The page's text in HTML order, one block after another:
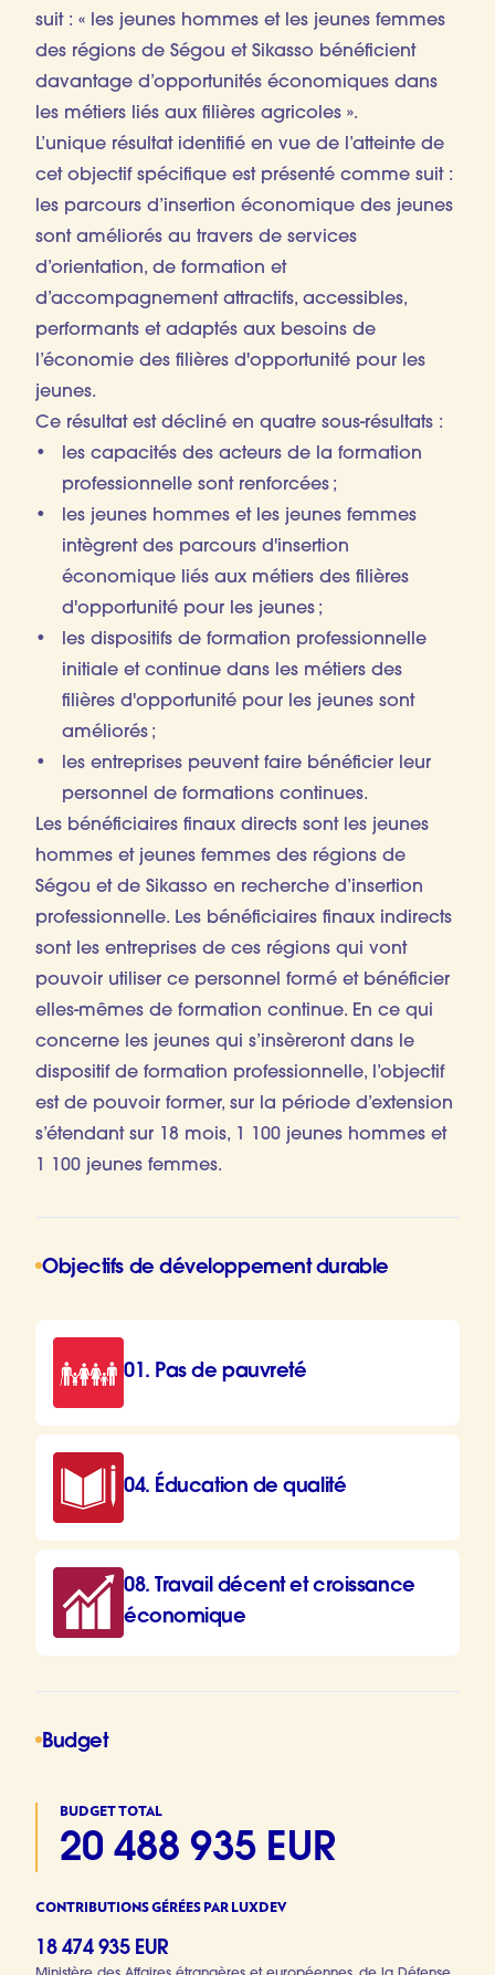
suit : « les jeunes hommes et les jeunes femmes
des régions de Ségou et Sikasso bénéficient
davantage d’opportunités économiques dans
les métiers liés aux filières agricoles ».
L’unique résultat identifié en vue de l’atteinte de
cet objectif spécifique est présenté comme suit :
les parcours d’insertion économique des jeunes
sont améliorés au travers de services
d’orientation, de formation et
d’accompagnement attractifs, accessibles,
performants et adaptés aux besoins de
l’économie des filières d'opportunité pour les
jeunes.
Ce résultat est décliné en quatre sous-résultats :
les capacités des acteurs de la formation
professionnelle sont renforcées ;
les jeunes hommes et les jeunes femmes
intègrent des parcours d'insertion
économique liés aux métiers des filières
d'opportunité pour les jeunes ;
les dispositifs de formation professionnelle
initiale et continue dans les métiers des
filières d'opportunité pour les jeunes sont
améliorés ;
les entreprises peuvent faire bénéficier leur
personnel de formations continues.
Les bénéficiaires finaux directs sont les jeunes
hommes et jeunes femmes des régions de
Ségou et de Sikasso en recherche d’insertion
professionnelle. Les bénéficiaires finaux indirects
sont les entreprises de ces régions qui vont
pouvoir utiliser ce personnel formé et bénéficier
elles-mêmes de formation continue. En ce qui
concerne les jeunes qui s’insèreront dans le
dispositif de formation professionnelle, l’objectif
est de pouvoir former, sur la période d’extension
s’étendant sur 18 mois, 1 100 jeunes hommes et
1 100 jeunes femmes.
Objectifs de développement durable
01. Pas de pauvreté
04. Éducation de qualité
08. Travail décent et croissance
économique
Budget
BUDGET TOTAL
20 488 935 EUR
CONTRIBUTIONS GÉRÉES PAR LUXDEV
18 474 935 EUR